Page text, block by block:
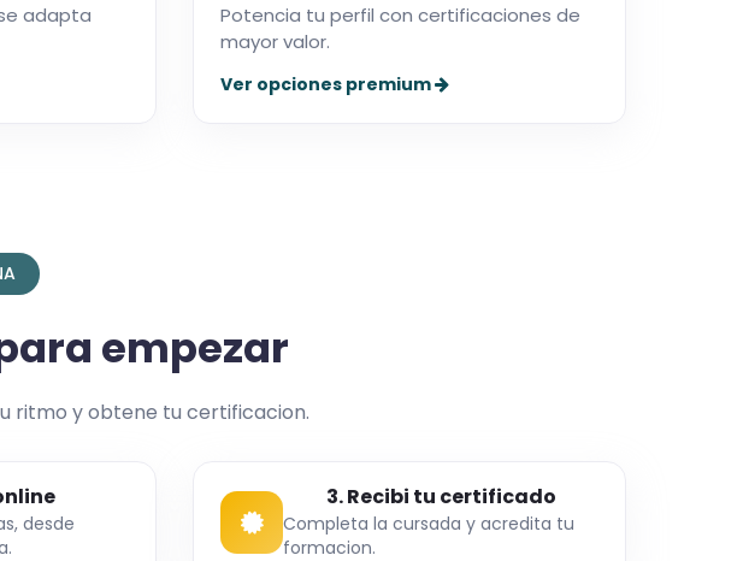
adapta
Potencia tu perfil con certificaciones de
mayor valor.
Ver opciones premium
empezar
ritmo y obtene tu certificacion.
desde
3. Recibi tu certificado
Completa la cursada y acredita tu
formacion.